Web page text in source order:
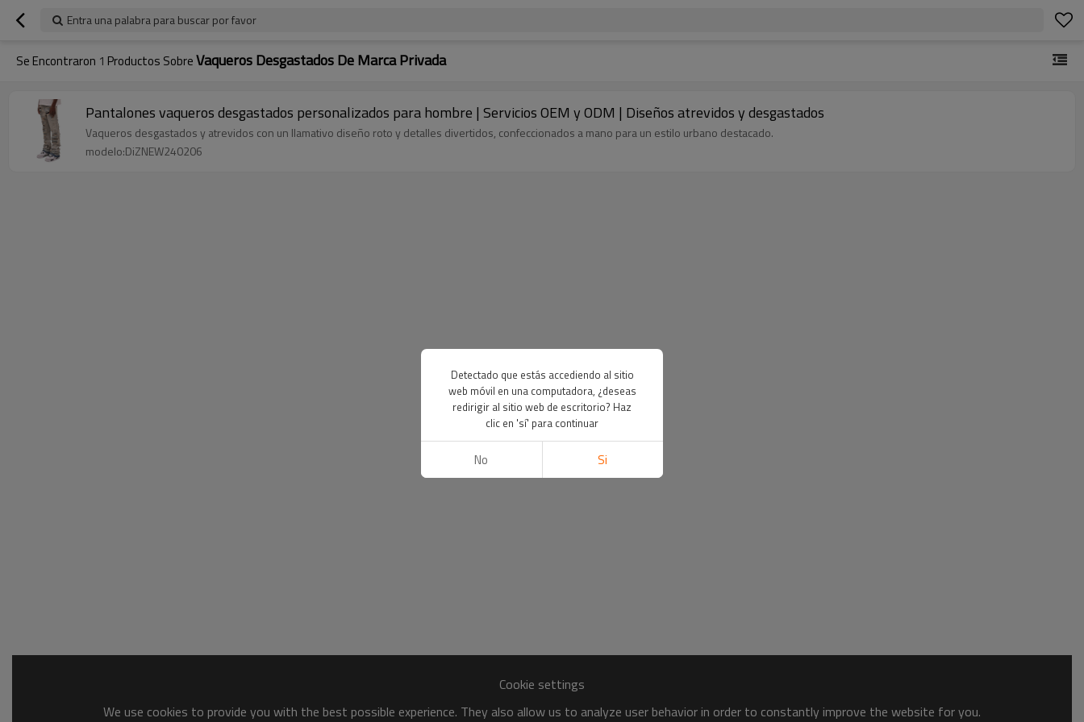
Entra una palabra para buscar por favor
Se Encontraron 1 Productos SobreVaqueros Desgastados De Marca Privada
Pantalones vaqueros desgastados personalizados para hombre | Servicios OEM y ODM | Diseños atrevidos y desgastados
Vaqueros desgastados y atrevidos con un llamativo diseño roto y detalles divertidos, confeccionados a mano para un estilo urbano destacado.
modelo:DiZNEW240206
Cookie settings
We use cookies to provide you with the best possible experience. They also allow us to analyze user behavior in order to constantly improve the website for you.
Detectado que estás accediendo al sitio
web móvil en una computadora, ¿deseas
redirigir al sitio web de escritorio? Haz
clic en 'sí' para continuar
No Si